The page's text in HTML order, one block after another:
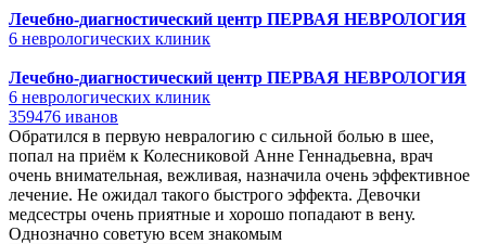
Лечебно-диагностический центр ПЕРВАЯ НЕВРОЛОГИЯ
6 неврологических клиник
Лечебно-диагностический центр ПЕРВАЯ НЕВРОЛОГИЯ
6 неврологических клиник
359476 иванов
Обратился в первую невралогию с сильной болью в шее,
попал на приём к Колесниковой Анне Геннадьевна, врач
очень внимательная, вежливая, назначила очень эффективное
лечение. Не ожидал такого быстрого эффекта. Девочки
медсестры очень приятные и хорошо попадают в вену.
Однозначно советую всем знакомым